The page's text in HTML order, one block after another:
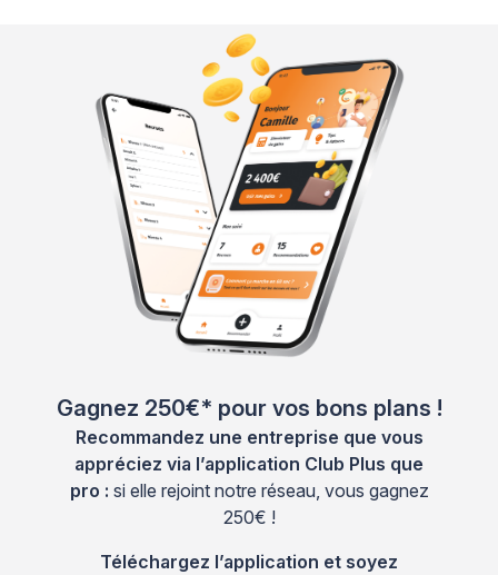
Gagnez 250€* pour vos bons plans !
Recommandez une entreprise que vous
appréciez via l’application Club Plus que
pro : si elle rejoint notre réseau, vous gagnez
250€ !
Téléchargez l’application et soyez